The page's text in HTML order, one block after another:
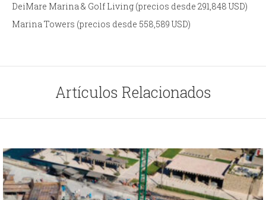
DeiMare Marina & Golf Living (precios desde 291,848 USD)
Marina Towers (precios desde 558,589 USD)
Artículos Relacionados